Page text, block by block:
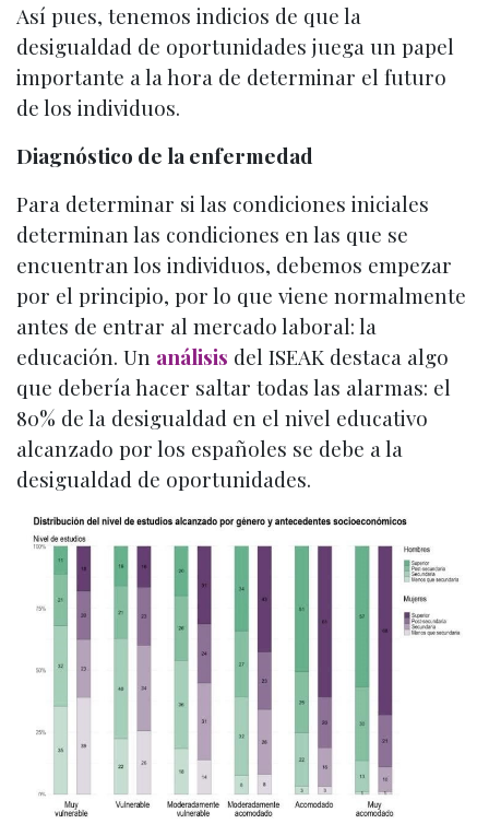
Así pues, tenemos indicios de que la
desigualdad de oportunidades juega un papel
importante a la hora de determinar el futuro
de los individuos.
Diagnóstico de la enfermedad
Para determinar si las condiciones iniciales
determinan las condiciones en las que se
encuentran los individuos, debemos empezar
por el principio, por lo que viene normalmente
antes de entrar al mercado laboral: la
educación. Un análisis del ISEAK destaca algo
que debería hacer saltar todas las alarmas: el
80% de la desigualdad en el nivel educativo
alcanzado por los españoles se debe a la
desigualdad de oportunidades.